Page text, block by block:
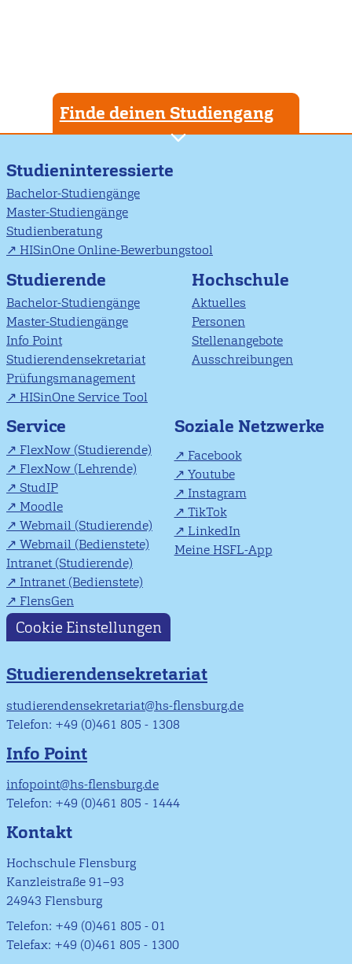
Finde deinen Studiengang
Studieninteressierte
Bachelor-Studiengänge
Master-Studiengänge
Studienberatung
HISinOne Online-Bewerbungstool
Studierende
Bachelor-Studiengänge
Master-Studiengänge
Info Point
Studierendensekretariat
Prüfungsmanagement
HISinOne Service Tool
Hochschule
Aktuelles
Personen
Stellenangebote
Ausschreibungen
Service
FlexNow (Studierende)
FlexNow (Lehrende)
StudIP
Moodle
Webmail (Studierende)
Webmail (Bedienstete)
Intranet (Studierende)
Intranet (Bedienstete)
FlensGen
Soziale Netzwerke
Facebook
Youtube
Instagram
TikTok
LinkedIn
Meine HSFL-App
Cookie Einstellungen
Studierendensekretariat
studierendensekretariat@hs-flensburg.de
Telefon: +49 (0)461 805 - 1308
Info Point
infopoint@hs-flensburg.de
Telefon: +49 (0)461 805 - 1444
Kontakt
Hochschule Flensburg
Kanzleistraße 91–93
24943 Flensburg
Telefon: +49 (0)461 805 - 01
Telefax: +49 (0)461 805 - 1300